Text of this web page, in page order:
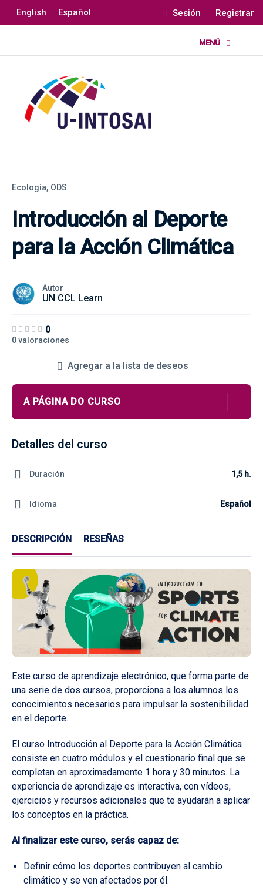
English Español Sesión Registrar
Ecología, ODS
Introducción al Deporte
para la Acción Climática
Autor
UN CCL Learn
0
0 valoraciones
DESCRIPCIÓN RESEÑAS
Este curso de aprendizaje electrónico, que forma parte de
una serie de dos cursos, proporciona a los alumnos los
conocimientos necesarios para impulsar la sostenibilidad
en el deporte.
El curso Introducción al Deporte para la Acción Climática
consiste en cuatro módulos y el cuestionario final que se
completan en aproximadamente 1 hora y 30 minutos. La
experiencia de aprendizaje es interactiva, con vídeos,
ejercicios y recursos adicionales que te ayudarán a aplicar
los conceptos en la práctica.
Al finalizar este curso, serás capaz de:
Definir cómo los deportes contribuyen al cambio
climático y se ven afectados por él.
Agregar a la lista de deseos
A PÁGINA DO CURSO
Detalles del curso
Duración 1,5 h.
Idioma Español